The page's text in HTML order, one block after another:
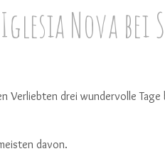
Nova bei
drei wundervolle
davon.